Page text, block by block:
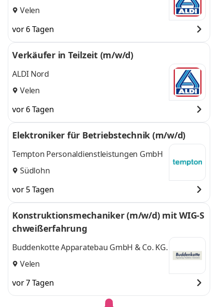
Velen
vor 6 Tagen
Verkäufer in Teilzeit (m/w/d)
ALDI Nord
Velen
vor 6 Tagen
Elektroniker für Betriebstechnik (m/w/d)
Tempton Personaldienstleistungen GmbH
Südlohn
vor 5 Tagen
Konstruktions­mechaniker (m/w/d) mit WIG-S
chweißerfahrung
Buddenkotte Apparatebau GmbH & Co. KG.
Velen
vor 7 Tagen